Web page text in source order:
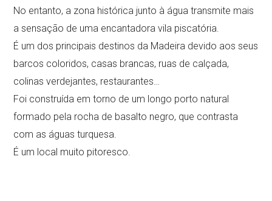
No entanto, a zona histórica junto à água transmite mais
a sensação de uma encantadora vila piscatória.
É um dos principais destinos da Madeira devido aos seus
barcos coloridos, casas brancas, ruas de calçada,
colinas verdejantes, restaurantes…
Foi construída em torno de um longo porto natural
formado pela rocha de basalto negro, que contrasta
com as águas turquesa.
É um local muito pitoresco.